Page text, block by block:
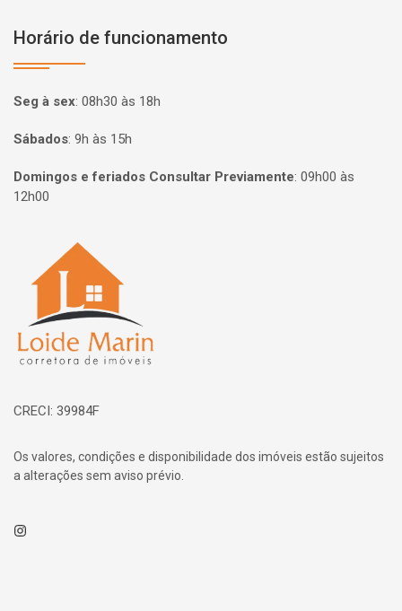
Horário de funcionamento
Seg à sex: 08h30 às 18h
Sábados: 9h às 15h
Domingos e feriados Consultar Previamente: 09h00 às
12h00
Página inicial
CRECI: 39984F
Os valores, condições e disponibilidade dos imóveis estão sujeitos
a alterações sem aviso prévio.
Instagram